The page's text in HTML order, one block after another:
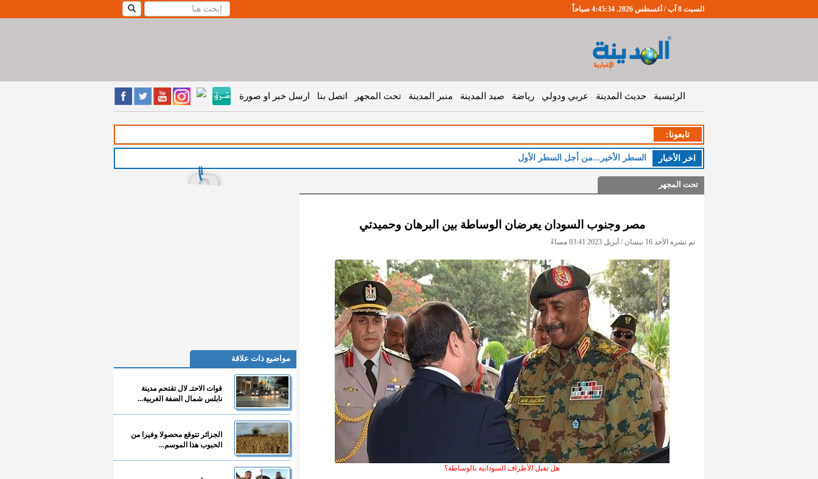
السبت 8 آب / أغسطس 2026. 4:45:34 صباحاً
الرئيسية حديث المدينة عربي ودولي رياضة صيد المدينة منبر المدينة تحت المجهر اتصل بنا ارسل خبر او صورة
تابعونا:
اخر اﻷخبار السطر الأخير...من أجل السطر الأول
تحت المجهر
مصر وجنوب السودان يعرضان الوساطة بين البرهان وحميدتي
تم نشره الأحد 16 نيسان / أبريل 2023 03:41 مساءً
هل تقبل الأطراف السودانية بالوساطة؟
مواضيع ذات علاقة
قوات الاحتـ لال تقتحم مدينة
نابلس شمال الضفة الغربية...
الجزائر تتوقع محصولا وفيرا من
الحبوب هذا الموسم...